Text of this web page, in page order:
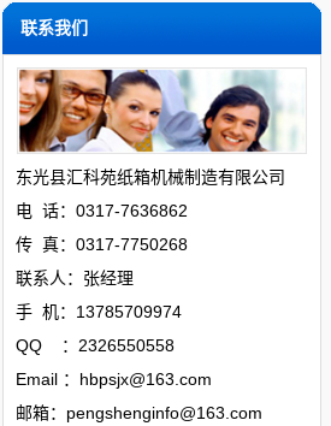
联系我们
东光县汇科苑纸箱机械制造有限公司
电 话：0317-7636862
传 真：0317-7750268
联系人：张经理
手 机：13785709974
QQ ：2326550558
Email ：hbpsjx@163.com
邮箱：pengshenginfo@163.com